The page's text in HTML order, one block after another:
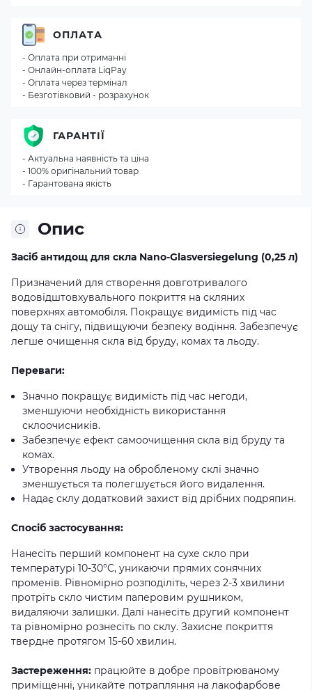
Опис
Засіб антидощ для скла Nano-Glasversiegelung (0,25 л)
Призначений для створення довготривалого
водовідштовхувального покриття на скляних
поверхнях автомобіля. Покращує видимість під час
дощу та снігу, підвищуючи безпеку водіння. Забезпечує
легше очищення скла від бруду, комах та льоду.
Переваги:
Значно покращує видимість під час негоди,
зменшуючи необхідність використання
склоочисників.
Забезпечує ефект самоочищення скла від бруду та
комах.
Утворення льоду на обробленому склі значно
зменшується та полегшується його видалення.
Надає склу додатковий захист від дрібних подряпин.
Спосіб застосування:
Нанесіть перший компонент на сухе скло при
температурі 10-30°C, уникаючи прямих сонячних
променів. Рівномірно розподіліть, через 2-3 хвилини
протріть скло чистим паперовим рушником,
видаляючи залишки. Далі нанесіть другий компонент
та рівномірно рознесіть по склу. Захисне покриття
твердне протягом 15-60 хвилин.
Застереження: працюйте в добре провітрюваному
приміщенні, уникайте потрапляння на лакофарбове
ОПЛАТА
- Оплата при отриманні
- Онлайн-оплата LiqPay
- Оплата через термінал
- Безготівковий - розрахунок
ГАРАНТІЇ
- Актуальна наявність та ціна
- 100% оригінальний товар
- Гарантована якість